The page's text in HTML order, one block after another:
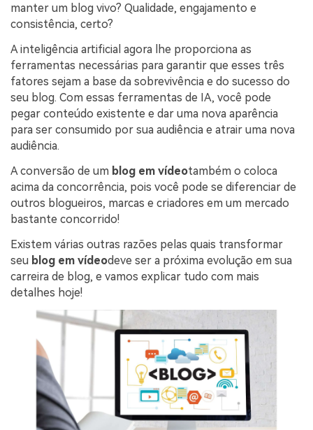
manter um blog vivo? Qualidade, engajamento e
consistência, certo?
A inteligência artificial agora lhe proporciona as
ferramentas necessárias para garantir que esses três
fatores sejam a base da sobrevivência e do sucesso do
seu blog. Com essas ferramentas de IA, você pode
pegar conteúdo existente e dar uma nova aparência
para ser consumido por sua audiência e atrair uma nova
audiência.
A conversão de um blog em vídeotambém o coloca
acima da concorrência, pois você pode se diferenciar de
outros blogueiros, marcas e criadores em um mercado
bastante concorrido!
Existem várias outras razões pelas quais transformar
seu blog em vídeodeve ser a próxima evolução em sua
carreira de blog, e vamos explicar tudo com mais
detalhes hoje!